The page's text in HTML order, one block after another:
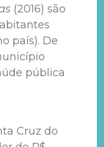
(2016) são
país). De
pública
Cruz do